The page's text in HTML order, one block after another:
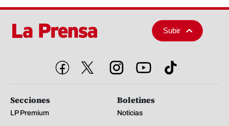
Subir
Secciones
LP Premium
Boletines
Noticias